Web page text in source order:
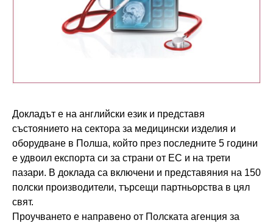
Докладът е на английски език и представя
състоянието на сектора за медицински изделия и
оборудване в Полша, който през последните 5 години
е удвоил експорта си за страни от ЕС и на трети
пазари. В доклада са включени и представяния на 150
полски производители, търсещи партньорства в цял
свят.
Проучването е направено от Полската агенция за